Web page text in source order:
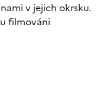
v jejich okrsku.
filmováni